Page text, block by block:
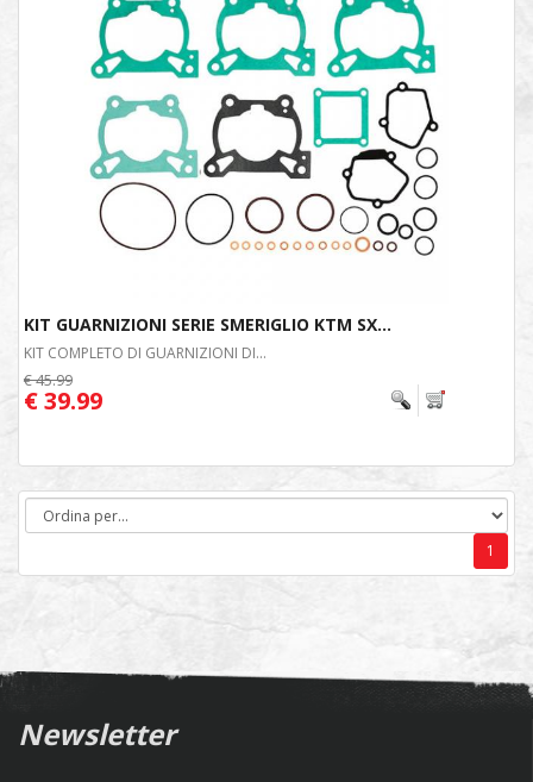
KIT GUARNIZIONI SERIE SMERIGLIO KTM SX...
KIT COMPLETO DI GUARNIZIONI DI...
€ 45.99
€ 39.99
1
Newsletter